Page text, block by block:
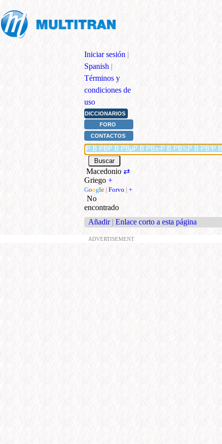
Iniciar sesión |
Spanish |
Términos y
condiciones de
uso
DICCIONARIOS
FORO
CONTACTOS
Macedonio ⇄
Griego +
Google | Forvo | +
No
encontrado
Añadir | Enlace corto a esta página
ADVERTISEMENT